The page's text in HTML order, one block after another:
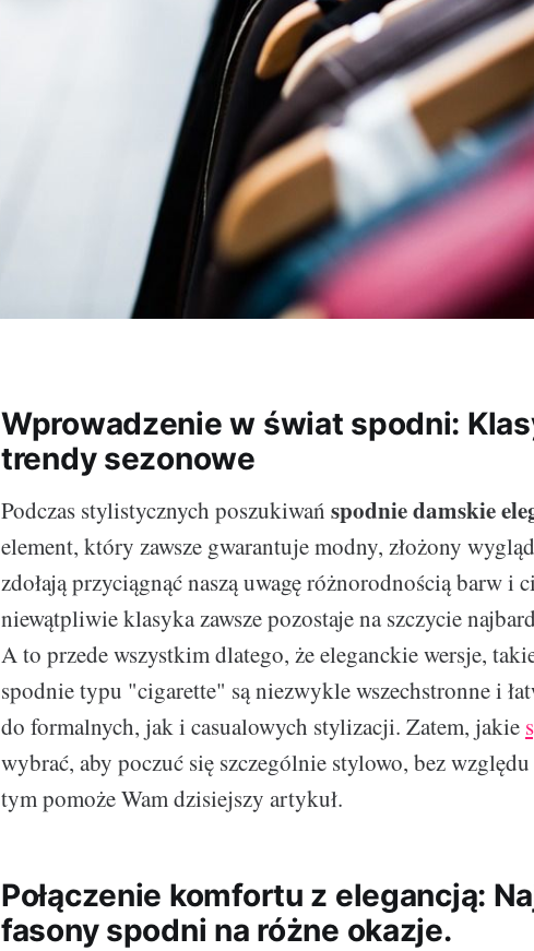
Wprowadzenie w świat spodni:
trendy sezonowe
Podczas stylistycznych poszukiwań spodnie damskie
element, który zawsze gwarantuje modny, złożony
zdołają przyciągnąć naszą uwagę różnorodnością barw i
niewątpliwie klasyka zawsze pozostaje na szczycie
A to przede wszystkim dlatego, że eleganckie wersje,
spodnie typu "cigarette" są niezwykle wszechstronne i
do formalnych, jak i casualowych stylizacji. Zatem, jakie
wybrać, aby poczuć się szczególnie stylowo, bez
tym pomoże Wam dzisiejszy artykuł.
Połączenie komfortu z elegancją:
fasony spodni na różne okazje.